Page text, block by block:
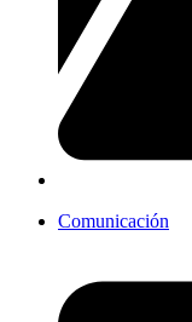
Comunicación